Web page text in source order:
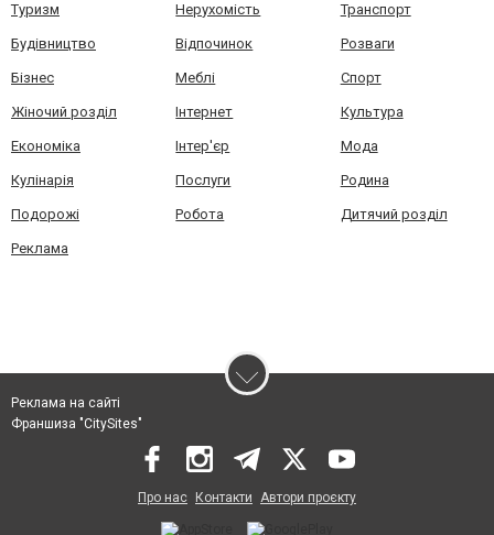
Туризм Нерухомість Транспорт
Будівництво Відпочинок Розваги
Бізнес Меблі Спорт
Жіночий розділ Інтернет Культура
Економіка Інтер'єр Мода
Кулінарія Послуги Родина
Подорожі Робота Дитячий розділ
Реклама
Реклама на сайті
Франшиза "CitySites"
Про нас Контакти Автори проєкту